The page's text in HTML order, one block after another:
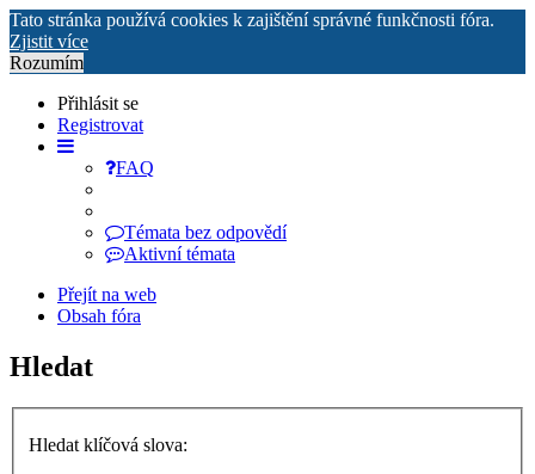
Tato stránka používá cookies k zajištění správné funkčnosti fóra.
Zjistit více
Rozumím
Přihlásit se
Registrovat
FAQ
Témata bez odpovědí
Aktivní témata
Přejít na web
Obsah fóra
Hledat
Hledat klíčová slova: